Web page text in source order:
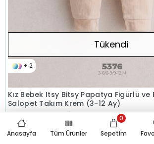
+ 2
Tükendi
Kız Bebek Itsy Bitsy Papatya Figürlü ve
Salopet Takım Krem (3-12 Ay)
Fiyatları Görmek İçin Bayi Girişi Yapınız.
Ürün Tipi
Anasayfa Tüm Ürünler Sepetim
0